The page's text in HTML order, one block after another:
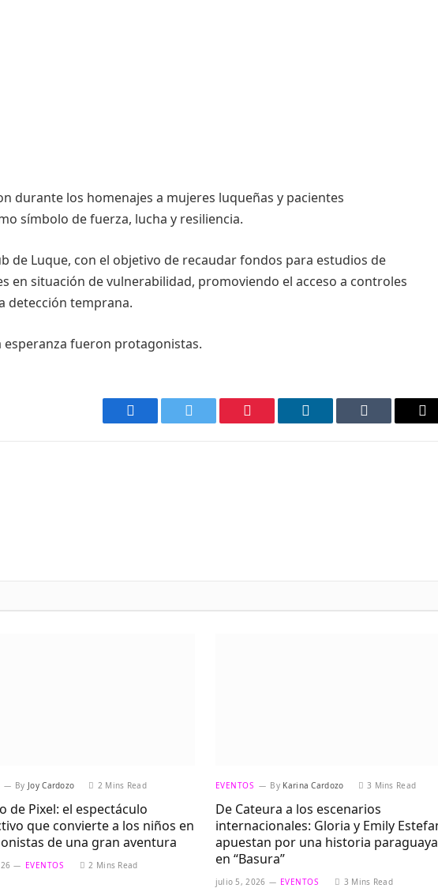
durante los homenajes a mujeres luqueñas y pacientes
símbolo de fuerza, lucha y resiliencia.
de Luque, con el objetivo de recaudar fondos para estudios de
en situación de vulnerabilidad, promoviendo el acceso a controles
detección temprana.
esperanza fueron protagonistas.
Facebook Twitter Pinterest LinkedIn Tumblr
By Joy Cardozo 2 Mins Read
de Pixel: el espectáculo
que convierte a los niños en
de una gran aventura
EVENTOS 2 Mins Read
EVENTOS By Karina Cardozo 3 Mins Read
De Cateura a los escenarios
internacionales: Gloria y Emily
apuestan por una historia paraguaya
en “Basura”
julio 5, 2026 EVENTOS 3 Mins Read